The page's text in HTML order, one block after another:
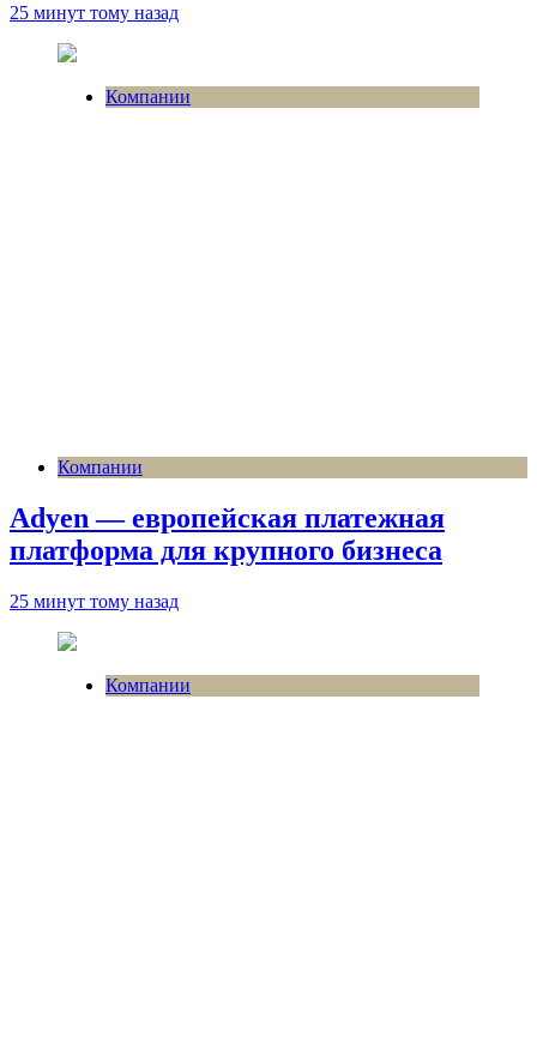
25 минут тому назад
Компании
Компании
Adyen — европейская платежная
платформа для крупного бизнеса
25 минут тому назад
Компании